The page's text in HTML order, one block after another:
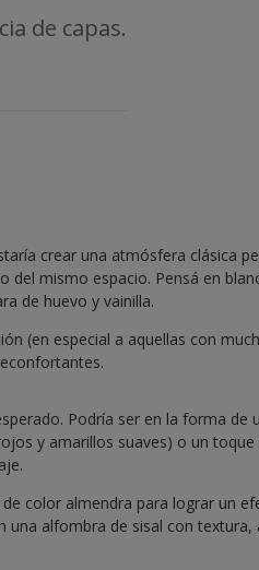
de capas.
crear una atmósfera clásica
del mismo espacio. Pensá en
de huevo y vainilla.
(en especial a aquellas con
Podría ser en la forma de
y amarillos suaves) o un toque
color almendra para lograr un
una alfombra de sisal con textura,